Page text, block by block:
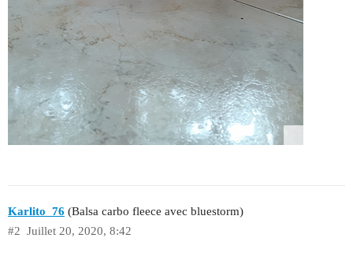
Karlito_76 (Balsa carbo fleece avec bluestorm)
Juillet 20, 2020, 8:42
#2